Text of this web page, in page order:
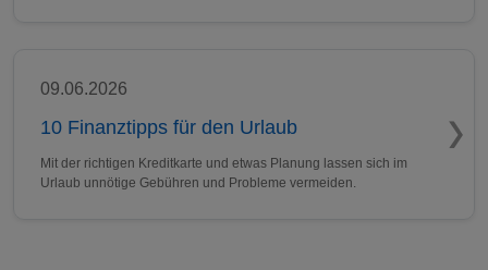
09.06.2026
10 Finanztipps für den Urlaub
Mit der richtigen Kreditkarte und etwas Planung lassen sich im
Urlaub unnötige Gebühren und Probleme vermeiden.